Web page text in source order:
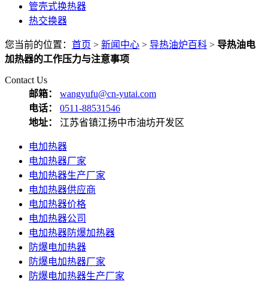
管壳式换热器
热交换器
您当前的位置： 首页 > 新闻中心 > 导热油炉百科 > 导热油电
加热器的工作压力与注意事项
Contact Us
邮箱：
wangyufu@cn-yutai.com
电话：
0511-88531546
地址：
江苏省镇江扬中市油坊开发区
电加热器
电加热器厂家
电加热器生产厂家
电加热器供应商
电加热器价格
电加热器公司
电加热器防爆加热器
防爆电加热器
防爆电加热器厂家
防爆电加热器生产厂家